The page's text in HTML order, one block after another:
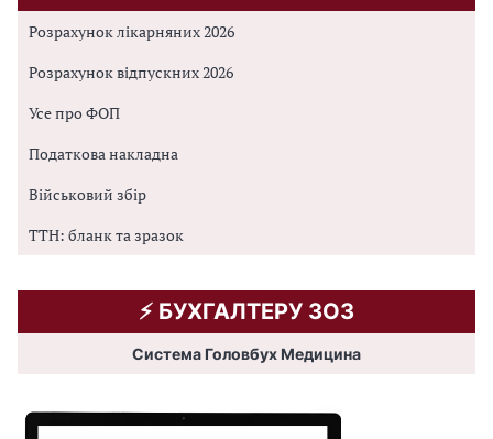
Розрахунок лікарняних 2026
Розрахунок відпускних 2026
Усе про ФОП
Податкова накладна
Військовий збір
ТТН: бланк та зразок
⚡️ БУХГАЛТЕРУ ЗОЗ
Система Головбух Медицина